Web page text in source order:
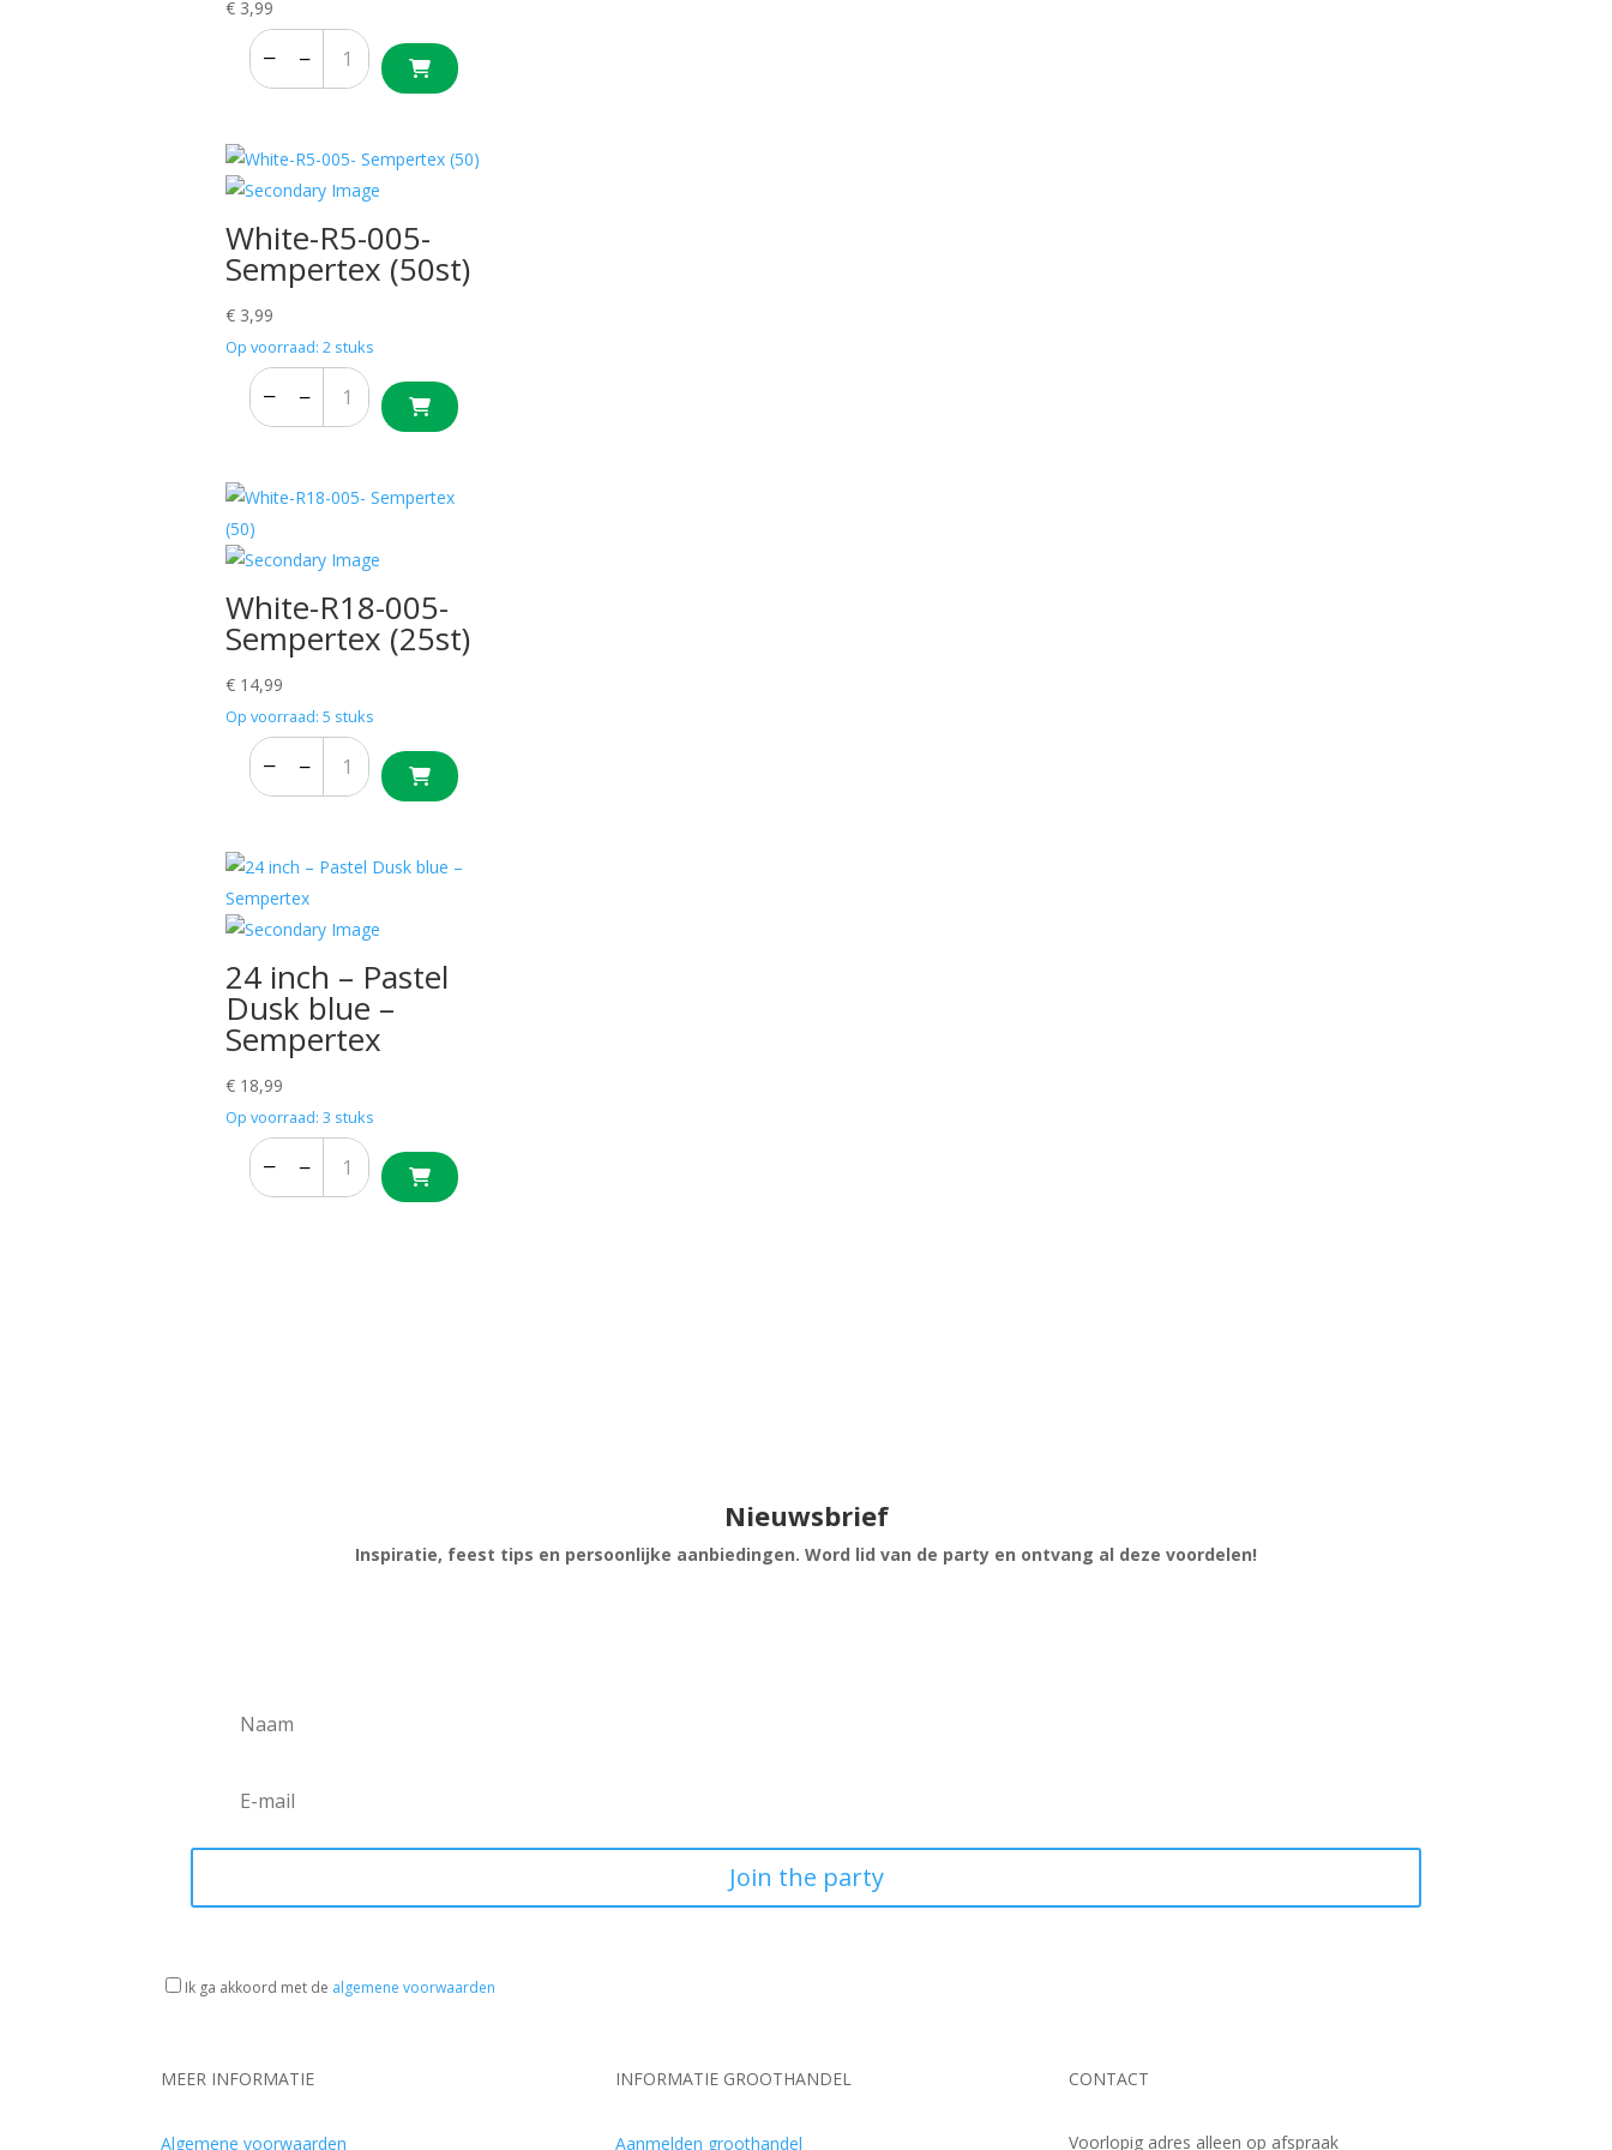
€ 3,99
− − + +
White-R5-005-
Sempertex (50st)
€ 3,99
Op voorraad: 2 stuks
− − + +
White-R18-005-
Sempertex (25st)
€ 14,99
Op voorraad: 5 stuks
− − + +
24 inch – Pastel
Dusk blue –
Sempertex
€ 18,99
Op voorraad: 3 stuks
− − + +
Nieuwsbrief
Inspiratie, feest tips en persoonlijke aanbiedingen. Word lid van de party en ontvang al deze voordelen!
Join the party
Ik ga akkoord met de algemene voorwaarden
MEER INFORMATIE
Algemene voorwaarden
INFORMATIE GROOTHANDEL
Aanmelden groothandel
CONTACT
Voorlopig adres alleen op afspraak